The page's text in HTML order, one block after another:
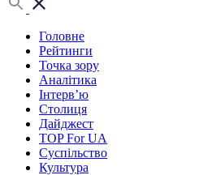
Головне
Рейтинги
Точка зору
Аналітика
Інтерв’ю
Столиця
Дайджест
TOP For UA
Суспiльство
Культура